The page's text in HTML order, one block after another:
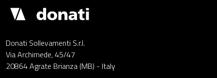
Drupal
Donati Sollevamenti S.r.l.
Via Archimede, 45/47
20864 Agrate Brianza (MB) - Italy